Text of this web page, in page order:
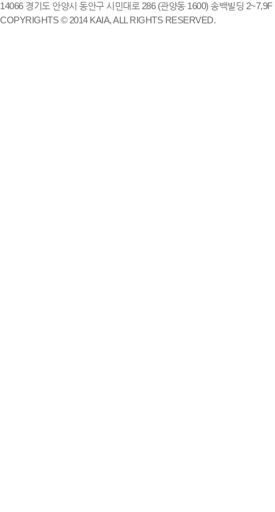
14066 경기도 안양시 동안구 시민대로 286 (관양동 1600) 송백빌딩
COPYRIGHTS © 2014 KAIA, ALL RIGHTS RESERVED.